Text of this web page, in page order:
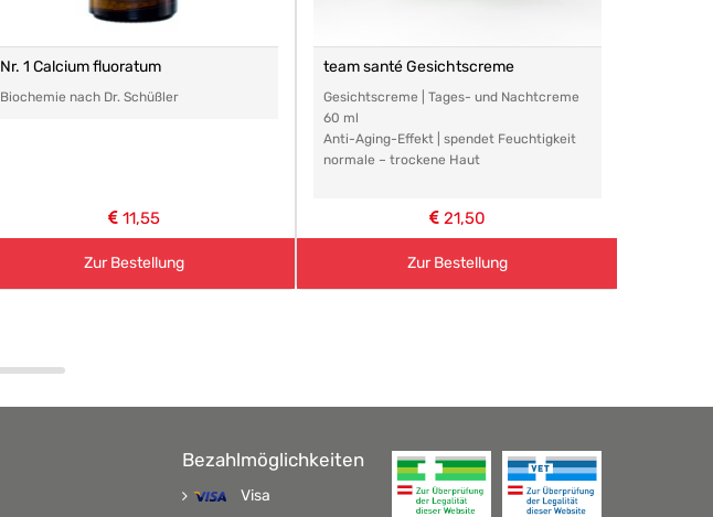
Nr. 1 Calcium fluoratum
Biochemie nach Dr. Schüßler
11,55
Zur Bestellung
team santé Gesichtscreme
Gesichtscreme | Tages- und Nachtcreme
60 ml
Anti-Aging-Effekt | spendet Feuchtigkeit
normale – trockene Haut
21,50
Zur Bestellung
Bezahlmöglichkeiten
Visa